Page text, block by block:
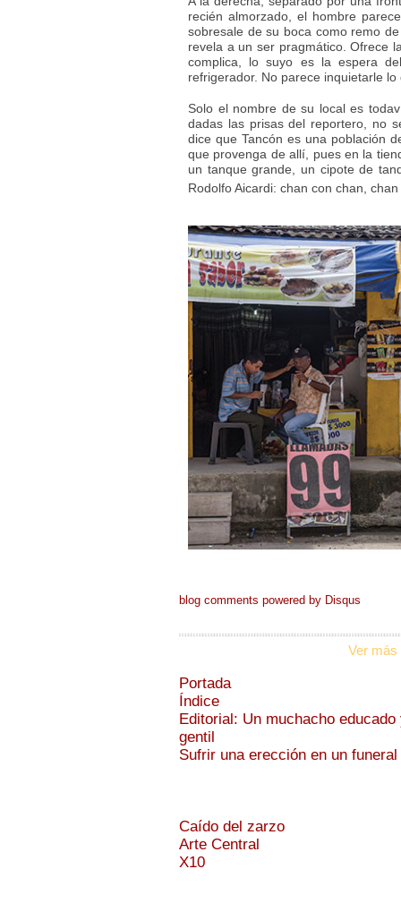
recién almorzado, el hombre
sobresale de su boca como remo
revela a un ser pragmático. Ofrece
complica, lo suyo es la espera
refrigerador. No parece inquietarle
Solo el nombre de su local es
dadas las prisas del reportero, no
dice que Tancón es una población
que provenga de allí, pues en la
un tanque grande, un cipote de
Rodolfo Aicardi: chan con chan,
blog comments powered by Disqus
Ver más
Portada
Índice
Editorial: Un muchacho educado
gentil
Sufrir una erección en un funeral
Caído del zarzo
Arte Central
X10